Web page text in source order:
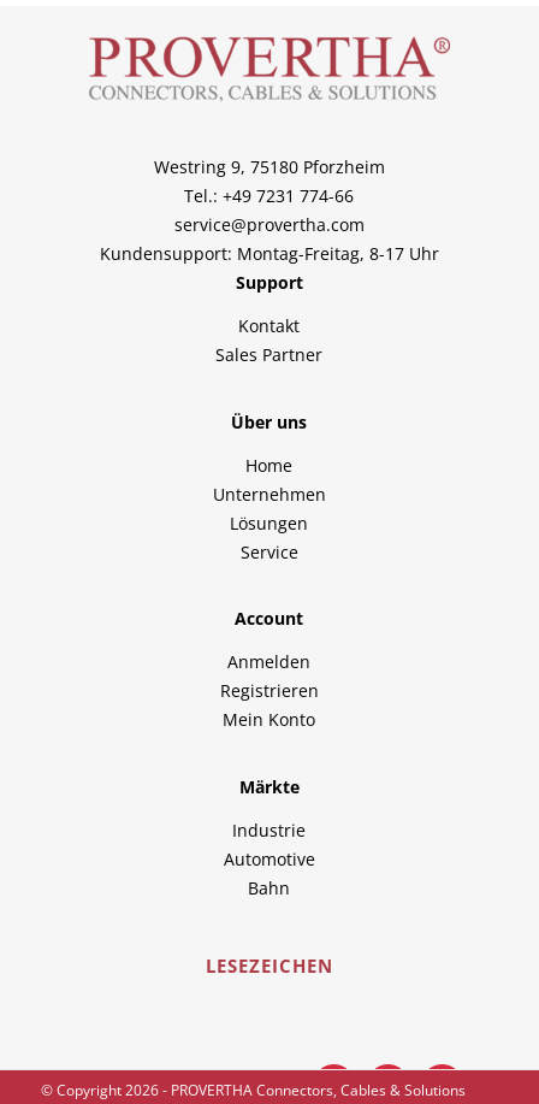
Westring 9, 75180 Pforzheim
Tel.: +49 7231 774-66
service@provertha.com
Kundensupport: Montag-Freitag, 8-17 Uhr
Support
Kontakt
Sales Partner
Über uns
Home
Unternehmen
Lösungen
Service
Account
Anmelden
Registrieren
Mein Konto
Märkte
Industrie
Automotive
Bahn
Besuchen Sie uns auch hier:
LESEZEICHEN
© Copyright 2026 - PROVERTHA Connectors, Cables & Solutions